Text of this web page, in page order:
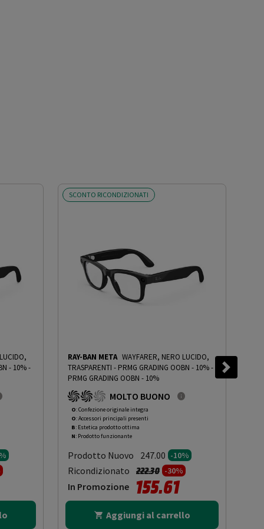
- 10%-
da
SCONTO RICONDIZIONATI
RAY-BAN META WAYFARER, NERO LUCIDO,
TRASPARENTI - PRMG GRADING OOBN - 10%-
PRMG GRADING OOBN - 10%
MOLTO BUONO
O: Confezione originale integra
O: Accessori principali presenti
B: Estetica prodotto ottima
N: Prodotto funzionante
Prodotto Nuovo 247.00 -10%
Ricondizionato Prezzo ridotto da
222.30a-30%
In Promozione 155.61
Aggiungi al carrello